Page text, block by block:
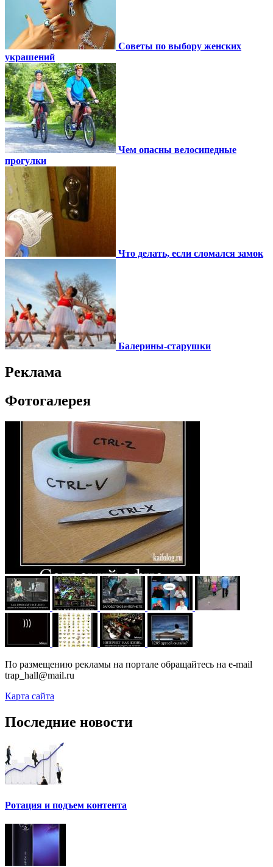
Советы по выбору женских
украшений
Чем опасны велосипедные
прогулки
Что делать, если сломался замок
Балерины-старушки
Реклама
Фотогалерея
По размещению рекламы на портале обращайтесь на e-mail
trap_hall@mail.ru
Карта сайта
Последние новости
Ротация и подъем контента